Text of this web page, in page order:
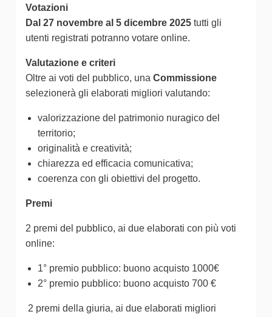
Votazioni
Dal 27 novembre al 5 dicembre 2025 tutti gli
utenti registrati potranno votare online.
Valutazione e criteri
Oltre ai voti del pubblico, una Commissione
selezionerà gli elaborati migliori valutando:
valorizzazione del patrimonio nuragico del
territorio;
originalità e creatività;
chiarezza ed efficacia comunicativa;
coerenza con gli obiettivi del progetto.
Premi
2 premi del pubblico, ai due elaborati con più voti
online:
1° premio pubblico: buono acquisto 1000€
2° premio pubblico: buono acquisto 700 €
2 premi della giuria, ai due elaborati migliori